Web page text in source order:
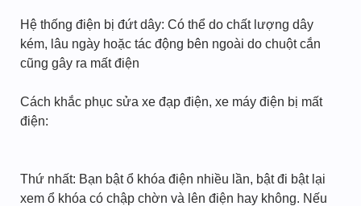
Hệ thống điện bị đứt dây: Có thể do chất lượng dây
kém, lâu ngày hoặc tác động bên ngoài do chuột cắn
cũng gây ra mất điện
Cách khắc phục sửa xe đạp điện, xe máy điện bị mất
điện:
Thứ nhất: Bạn bật ổ khóa điện nhiều lần, bật đi bật lại
xem ổ khóa có chập chờn và lên điện hay không. Nếu